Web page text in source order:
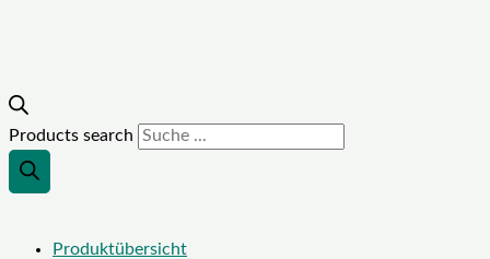
Products search
Produktübersicht